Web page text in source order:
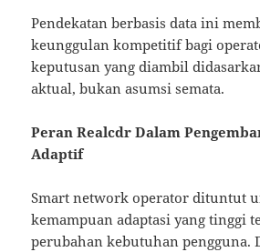
Pendekatan berbasis data ini
keunggulan kompetitif bagi
keputusan yang diambil
aktual, bukan asumsi semata.
Peran Realcdr Dalam
Adaptif
Smart network operator dituntut
kemampuan adaptasi yang tinggi
perubahan kebutuhan pengguna.